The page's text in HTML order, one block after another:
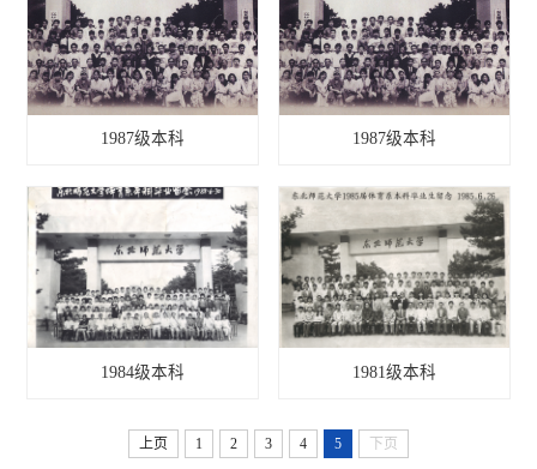
1987级本科 1987级本科
1984级本科 1981级本科
上页 1 2 3 4 5 下页